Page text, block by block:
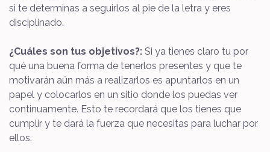
si te determinas a seguirlos al pie de la letra y eres
disciplinado.
¿Cuáles son tus objetivos?: Si ya tienes claro tu por
qué una buena forma de tenerlos presentes y que te
motivarán aún más a realizarlos es apuntarlos en un
papel y colocarlos en un sitio donde los puedas ver
continuamente. Esto te recordará que los tienes que
cumplir y te dará la fuerza que necesitas para luchar por
ellos.